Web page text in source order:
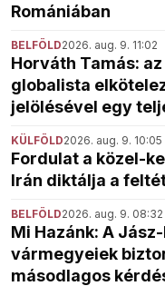
Romániában
BELFÖLD2026. aug. 9. 11:02
Horváth Tamás:
globalista
jelölésével egy
KÜLFÖLD2026. aug. 9. 10:05
Fordulat a közel-
Irán diktálja a
BELFÖLD2026. aug. 9. 08:32
Mi Hazánk: A
vármegyeiek
másodlagos